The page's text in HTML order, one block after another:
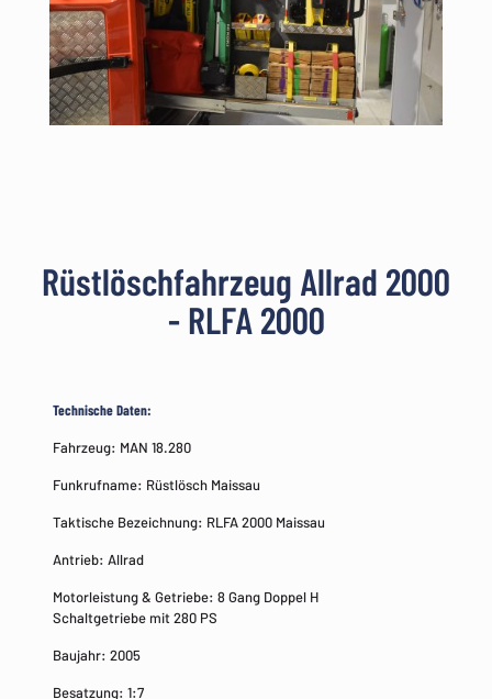
Rüstlöschfahrzeug Allrad 2000
- RLFA 2000
Technische Daten:
Fahrzeug: MAN 18.280
Funkrufname: Rüstlösch Maissau
Taktische Bezeichnung: RLFA 2000 Maissau
Antrieb: Allrad
Motorleistung & Getriebe: 8 Gang Doppel H
Schaltgetriebe mit 280 PS
Baujahr: 2005
Besatzung: 1:7